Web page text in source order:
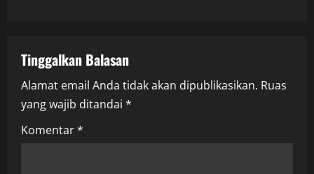
a
v
i
g
Tinggalkan Balasan
Alamat email Anda tidak akan dipublikasikan. Ruas
yang wajib ditandai *
Komentar*